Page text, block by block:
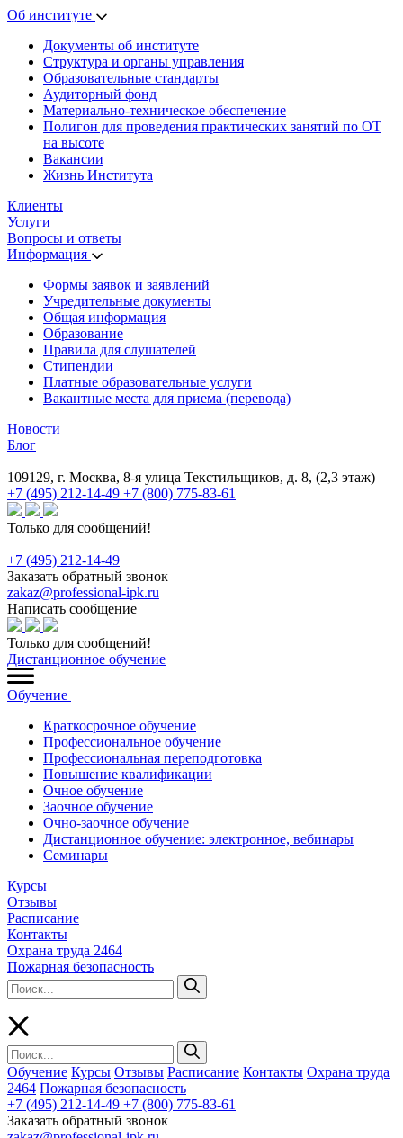
Об институте
Документы об институте
Структура и органы управления
Образовательные стандарты
Аудиторный фонд
Материально-техническое обеспечение
Полигон для проведения практических занятий по ОТ
на высоте
Вакансии
Жизнь Института
Клиенты
Услуги
Вопросы и ответы
Информация
Формы заявок и заявлений
Учредительные документы
Общая информация
Образование
Правила для слушателей
Стипендии
Платные образовательные услуги
Вакантные места для приема (перевода)
Новости
Блог
109129, г. Москва, 8-я улица Текстильщиков, д. 8, (2,3 этаж)
+7 (495) 212-14-49 +7 (800) 775-83-61
Только для сообщений!
+7 (495) 212-14-49
Заказать обратный звонок
zakaz@professional-ipk.ru
Написать сообщение
Только для сообщений!
Дистанционное обучение
Обучение
Краткосрочное обучение
Профессиональное обучение
Профессиональная переподготовка
Повышение квалификации
Очное обучение
Заочное обучение
Очно-заочное обучение
Дистанционное обучение: электронное, вебинары
Семинары
Курсы
Отзывы
Расписание
Контакты
Охрана труда 2464
Пожарная безопасность
Обучение Курсы Отзывы Расписание Контакты Охрана труда
2464 Пожарная безопасность
+7 (495) 212-14-49 +7 (800) 775-83-61
Заказать обратный звонок